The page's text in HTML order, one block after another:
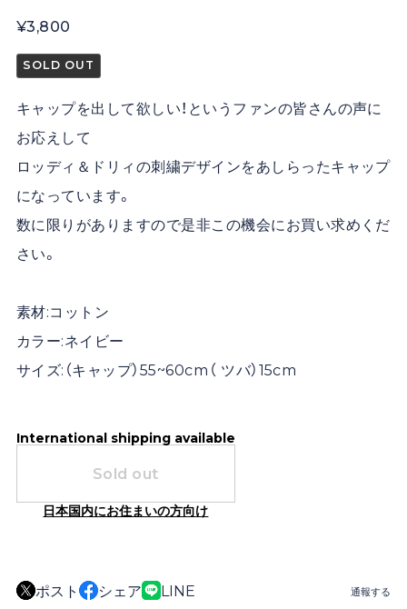
¥3,800
SOLD OUT
キャップを出して欲しい！というファンの皆さんの声に
お応えして
ロッディ＆ドリィの刺繍デザインをあしらったキャップ
になっています。
数に限りがありますので是非この機会にお買い求めくだ
さい。
素材:コットン
カラー:ネイビー
サイズ:（キャップ）55~60cm（ ツバ）15cm
International shipping available
Sold out
日本国内にお住まいの方向け
ポスト シェア LINE 通報する